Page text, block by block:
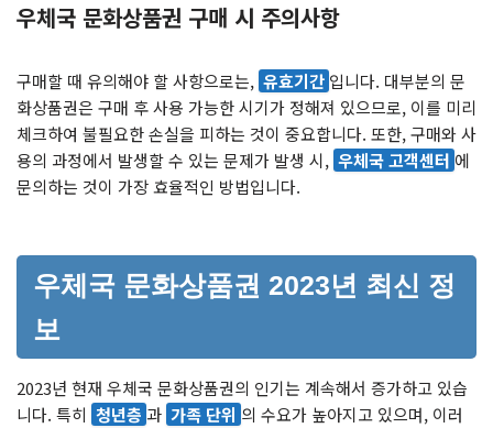
우체국 문화상품권 구매 시 주의사항
구매할 때 유의해야 할 사항으로는, 유효기간 입니다. 대부분의 문
화상품권은 구매 후 사용 가능한 시기가 정해져 있으므로, 이를 미리
체크하여 불필요한 손실을 피하는 것이 중요합니다. 또한, 구매와 사
용의 과정에서 발생할 수 있는 문제가 발생 시, 우체국 고객센터 에
문의하는 것이 가장 효율적인 방법입니다.
우체국 문화상품권 2023년 최신 정
보
2023년 현재 우체국 문화상품권의 인기는 계속해서 증가하고 있습
니다. 특히 청년층 과 가족 단위 의 수요가 높아지고 있으며, 이러